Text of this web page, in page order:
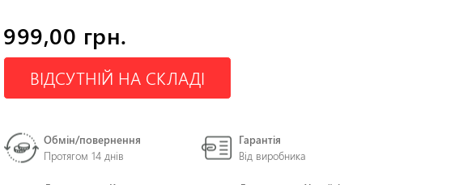
999,00 грн.
ВІДСУТНІЙ НА СКЛАДІ
Обмін/повернення
Протягом 14 днів
Гарантія
Від виробника